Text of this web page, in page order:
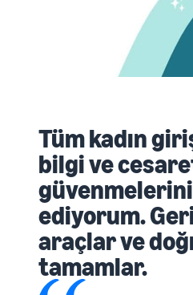
Tüm kadın
bilgi ve
ediyorum.
araçlar ve
tamamlar.